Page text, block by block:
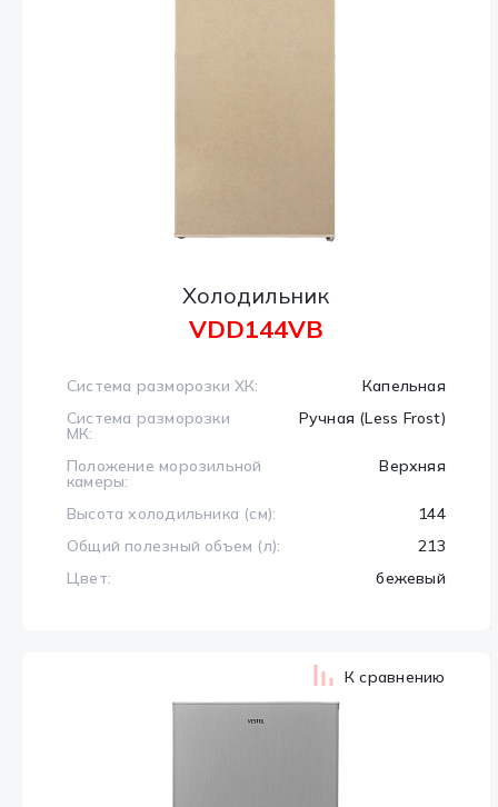
Холодильник
VDD144VB
Система разморозки ХК:
Капельная
Система разморозки
МК:
Ручная (Less Frost)
Положение морозильной
камеры:
Верхняя
Высота холодильника (см):
144
Общий полезный объем (л):
213
Цвет:
бежевый
К сравнению